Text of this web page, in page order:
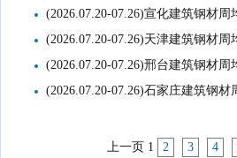
(2026.07.20-07.26)宣化建筑钢材周
(2026.07.20-07.26)天津建筑钢材周
(2026.07.20-07.26)邢台建筑钢材周
(2026.07.20-07.26)石家庄建筑钢材
上一页 1 2 3 4